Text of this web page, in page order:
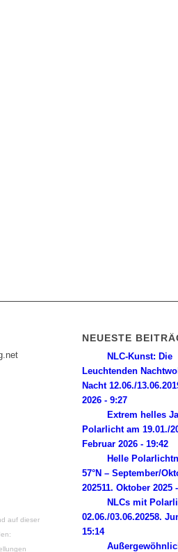
auf dieser
NEUESTE
NLC-Kunst: Die
Leuchtenden
Nacht 12.06./
2026 - 9:27
Extrem helles
Polarlicht am 19.01./
Februar 2026 - 19:42
Helle
57°N – September/
202511. Oktober 2025
NLCs mit
02.06./03.06.20258.
15:14